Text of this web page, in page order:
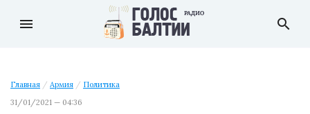
menu search
Главная / Армия / Политика
31/01/2021 — 04:36